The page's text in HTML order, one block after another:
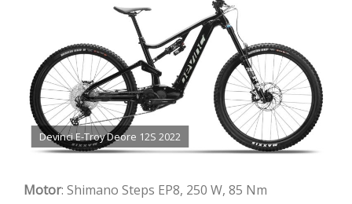
Devinci E-Troy Deore 12S 2022
Motor: Shimano Steps EP8, 250 W, 85 Nm